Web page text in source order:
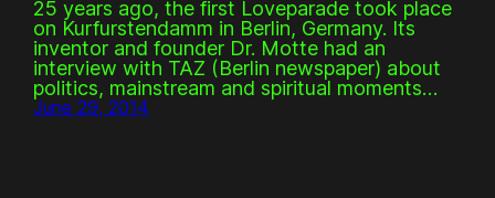
25 years ago, the first Loveparade took place
on Kurfurstendamm in Berlin, Germany. Its
inventor and founder Dr. Motte had an
interview with TAZ (Berlin newspaper) about
politics, mainstream and spiritual moments…
June 29, 2014